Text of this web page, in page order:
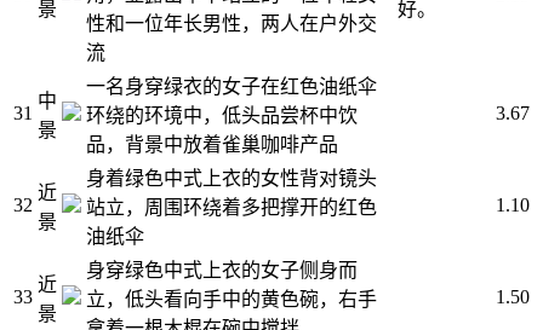
景
性和一位年长男性，两人在户外交
流
好。
31
中
景
一名身穿绿衣的女子在红色油纸伞
环绕的环境中，低头品尝杯中饮
品，背景中放着雀巢咖啡产品
3.67
32
近
景
身着绿色中式上衣的女性背对镜头
站立，周围环绕着多把撑开的红色
油纸伞
1.10
33
近
景
身穿绿色中式上衣的女子侧身而
立，低头看向手中的黄色碗，右手
1.50